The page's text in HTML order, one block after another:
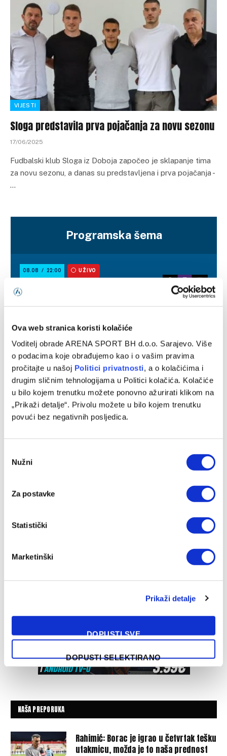
Ova web stranica koristi kolačiće
Voditelj obrade ARENA SPORT BH d.o.o. Sarajevo. Više
o podacima koje obrađujemo kao i o vašim pravima
pročitajte u našoj Politici privatnosti, a o kolačićima i
drugim sličnim tehnologijama u Politici kolačića. Kolačiće
u bilo kojem trenutku možete ponovno ažurirati klikom na
„Prikaži detalje“. Privolu možete u bilo kojem trenutku
povući bez negativnih posljedica.
Selection
Nužni
Za postavke
Statistički
Marketinški
Prikaži detalje
DOPUSTI SVE
DOPUSTI SELEKTIRANO
VIJESTI
Sloga predstavila prva pojačanja za novu sezonu
17/06/2025
Fudbalski klub Sloga iz Doboja započeo je sklapanje tima
za novu sezonu, a danas su predstavljena i prva pojačanja -
…
Programska šema
NAŠA PREPORUKA
Rahimić: Borac je igrao u četvrtak tešku
utakmicu, možda je to naša prednost